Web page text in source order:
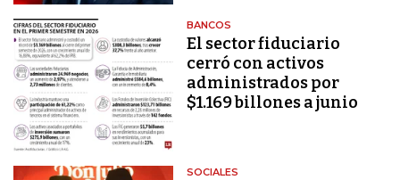
BANCOS
El sector fiduciario
cerró con activos
administrados por
$1.169 billones a junio
SOCIALES